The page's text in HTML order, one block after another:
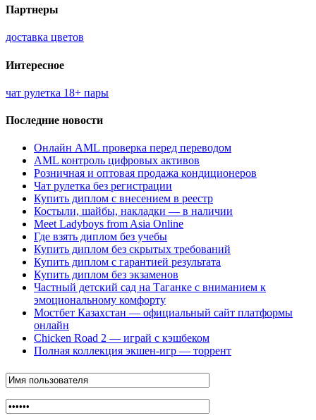
Партнеры
доставка цветов
Интересное
чат рулетка 18+ пары
Последние новости
Онлайн AML проверка перед переводом
AML контроль цифровых активов
Розничная и оптовая продажа кондиционеров
Чат рулетка без регистрации
Купить диплом с внесением в реестр
Костыли, шайбы, накладки — в наличии
Meet Ladyboys from Asia Online
Где взять диплом без учебы
Купить диплом без скрытых требований
Купить диплом с гарантией результата
Купить диплом без экзаменов
Частный детский сад на Таганке с вниманием к
эмоциональному комфорту
Мостбет Казахстан — официальный сайт платформы
онлайн
Chicken Road 2 — играй с кэшбеком
Полная коллекция экшен-игр — торрент